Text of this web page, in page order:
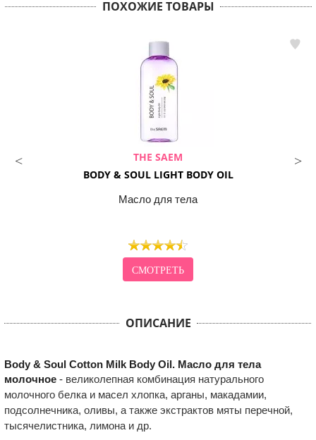
ПОХОЖИЕ ТОВАРЫ
THE SAEM
BODY & SOUL LIGHT BODY OIL
Масло для тела
СМОТРЕТЬ
ОПИСАНИЕ
Body & Soul Cotton Milk Body Oil. Масло для тела
молочное - великолепная комбинация натурального
молочного белка и масел хлопка, арганы, макадамии,
подсолнечника, оливы, а также экстрактов мяты перечной,
тысячелистника, лимона и др.